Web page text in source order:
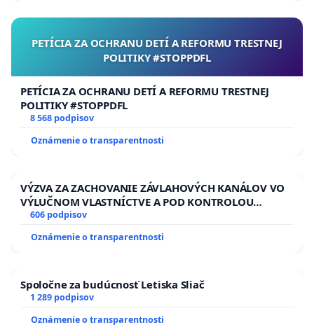
PETÍCIA ZA OCHRANU DETÍ A REFORMU TRESTNEJ
POLITIKY #STOPPDFL
PETÍCIA ZA OCHRANU DETÍ A REFORMU TRESTNEJ
POLITIKY #STOPPDFL
8 568 podpisov
Oznámenie o transparentnosti
VÝZVA ZA ZACHOVANIE ZÁVLAHOVÝCH KANÁLOV VO
VÝLUČNOM VLASTNÍCTVE A POD KONTROLOU
SLOVENSKEJ REPUBLIKY & žiadosť na riešenie
zanedbaného stavu závlahových a odvodňovacích
kanálov na Slovensku
606 podpisov
Oznámenie o transparentnosti
Spoločne za budúcnosť Letiska Sliač
1 289 podpisov
Oznámenie o transparentnosti